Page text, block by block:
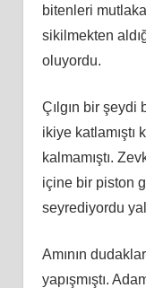
bitenleri
sikilmekten
oluyordu.
Çılgın bir
ikiye katlamıştı
kalmamıştı.
içine bir piston
seyrediyordu
Amının
yapışmıştı.